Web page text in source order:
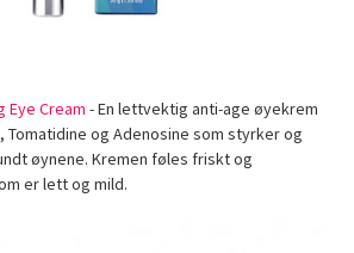
Eye Cream - En lettvektig anti-age øyekrem
Tomatidine og Adenosine som styrker og
øynene. Kremen føles friskt og
er lett og mild.